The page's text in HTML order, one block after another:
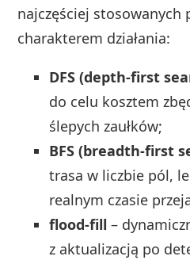
najczęściej stosowanych
charakterem działania:
DFS (depth-first
do celu kosztem
ślepych zaułków;
BFS (breadth-first
trasa w liczbie pól,
realnym czasie
flood-fill –
z aktualizacją po